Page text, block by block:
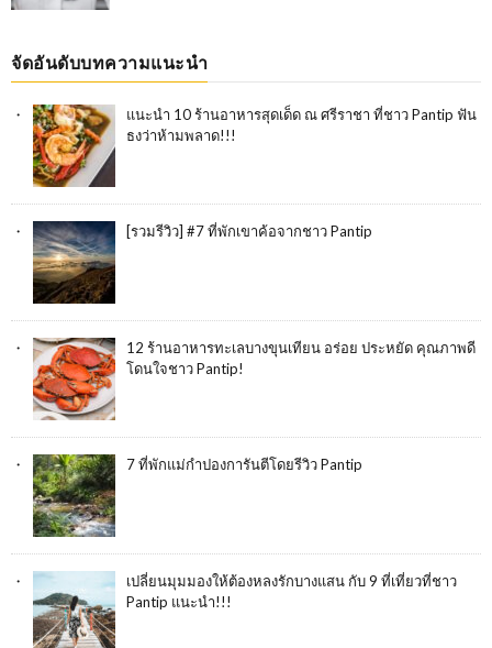
จัดอันดับบทความแนะนำ
แนะนำ 10 ร้านอาหารสุดเด็ด ณ ศรีราชา ที่ชาว Pantip ฟัน
ธงว่าห้ามพลาด!!!
[รวมรีวิว] #7 ที่พักเขาค้อจากชาว Pantip
12 ร้านอาหารทะเลบางขุนเทียน อร่อย ประหยัด คุณภาพดี
โดนใจชาว Pantip!
7 ที่พักแม่กำปองการันตีโดยรีวิว Pantip
เปลี่ยนมุมมองให้ต้องหลงรักบางแสน กับ 9 ที่เที่ยวที่ชาว
Pantip แนะนำ!!!